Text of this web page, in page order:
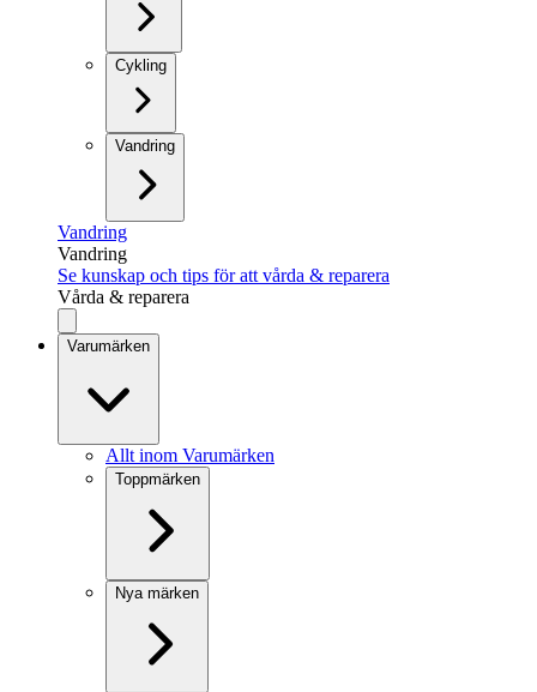
Cykling
Vandring
Vandring
Vandring
Se kunskap och tips för att vårda & reparera
Vårda & reparera
Varumärken
Allt inom Varumärken
Toppmärken
Nya märken